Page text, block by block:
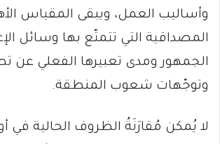
وأساليب العمل، ويبقى المقياس
المصداقية التي تتمتّع بها وسائل
الجمهور ومدى تعبيرها الفعلي عن
وتوجّهات شعوب المنطقة.
لا يُمكن مُقارَنَةُ الظروف الحالية في